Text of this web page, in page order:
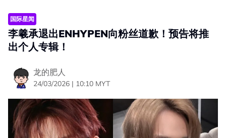
国际星闻
李羲承退出ENHYPEN向粉丝道歉！预告将推
出个人专辑！
龙的肥人
24/03/2026 | 10:10 MYT